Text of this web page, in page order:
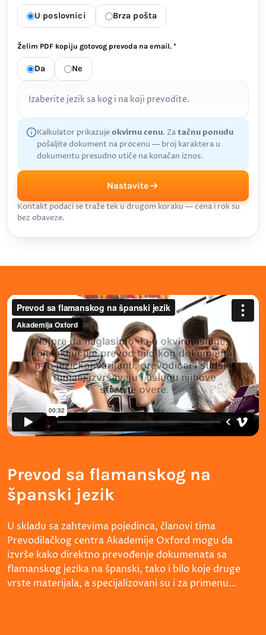
U poslovnici Brza pošta
Želim PDF kopiju gotovog prevoda na email. *
Da Ne
Izaberite jezik sa kog i na koji prevodite.
Kalkulator prikazujeokvirnu cenu. Zatačnu ponudu
pošaljite dokument na procenu — broj karaktera u
dokumentu presudno utiče na konačan iznos.
Nastavite
Kontakt podaci se traže tek u drugom koraku — cena i rok su
bez obaveze.
Prevod sa flamanskog na
španski jezik
U skladu sa zahtevima pojedinca, članovi tima
Prevodilačkog centra Akademije Oxford mogu da
izvrše kako direktno prevođenje dokumenata sa
flamanskog jezika na španski, tako i bilo koje druge
vrste materijala, a specijalizovani su i za primenu…